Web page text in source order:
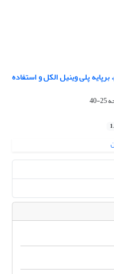
برپایه پلی وینیل الکل و استفاده
25-40